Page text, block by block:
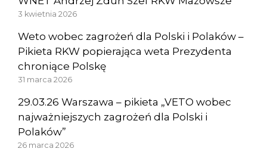
3 kwietnia 2026
Weto wobec zagrożeń dla Polski i Polaków –
Pikieta RKW popierająca weta Prezydenta
chroniące Polskę
31 marca 2026
29.03.26 Warszawa – pikieta „VETO wobec
najważniejszych zagrożeń dla Polski i
Polaków”
26 marca 2026